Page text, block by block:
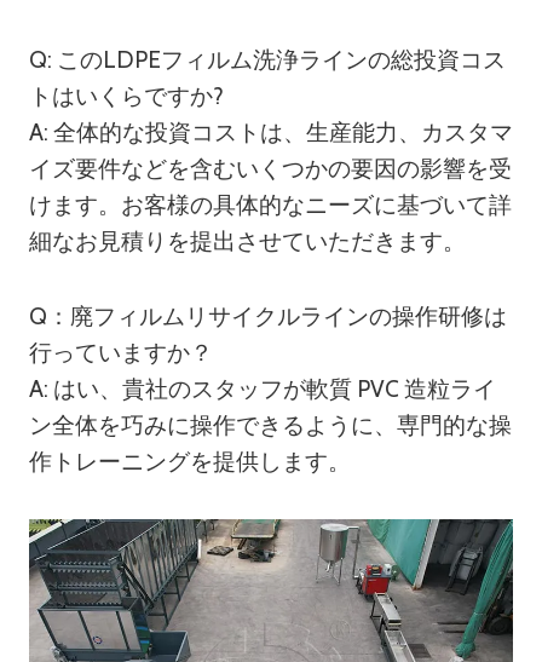
Q: このLDPEフィルム洗浄ラインの総投資コス
トはいくらですか?
A: 全体的な投資コストは、生産能力、カスタマ
イズ要件などを含むいくつかの要因の影響を受
けます。お客様の具体的なニーズに基づいて詳
細なお見積りを提出させていただきます。
Q：廃フィルムリサイクルラインの操作研修は
行っていますか？
A: はい、貴社のスタッフが軟質 PVC 造粒ライ
ン全体を巧みに操作できるように、専門的な操
作トレーニングを提供します。